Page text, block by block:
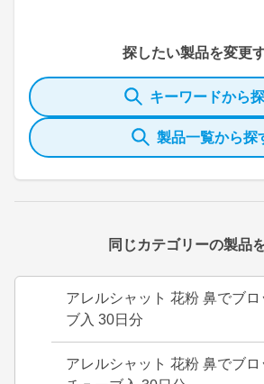
探したい製品を変更
キーワードから
製品一覧から探
同じカテゴリーの製品
アレルシャット 花粉 鼻でブロ
ブ入 30日分
アレルシャット 花粉 鼻でブロ